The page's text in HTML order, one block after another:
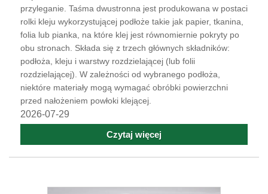
przyleganie. Taśma dwustronna jest produkowana w postaci
rolki kleju wykorzystującej podłoże takie jak papier, tkanina,
folia lub pianka, na które klej jest równomiernie pokryty po
obu stronach. Składa się z trzech głównych składników:
podłoża, kleju i warstwy rozdzielającej (lub folii
rozdzielającej). W zależności od wybranego podłoża,
niektóre materiały mogą wymagać obróbki powierzchni
przed nałożeniem powłoki klejącej.
2026-07-29
Czytaj więcej